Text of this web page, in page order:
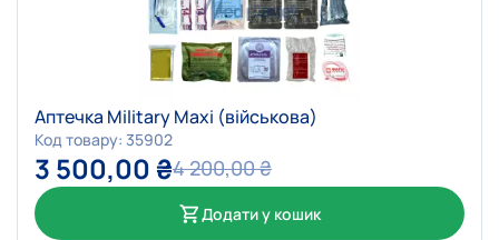
Аптечка Military Maxi (військова)
Код товару: 35902
4 200,00₴
3 500,00 ₴
Додати у кошик